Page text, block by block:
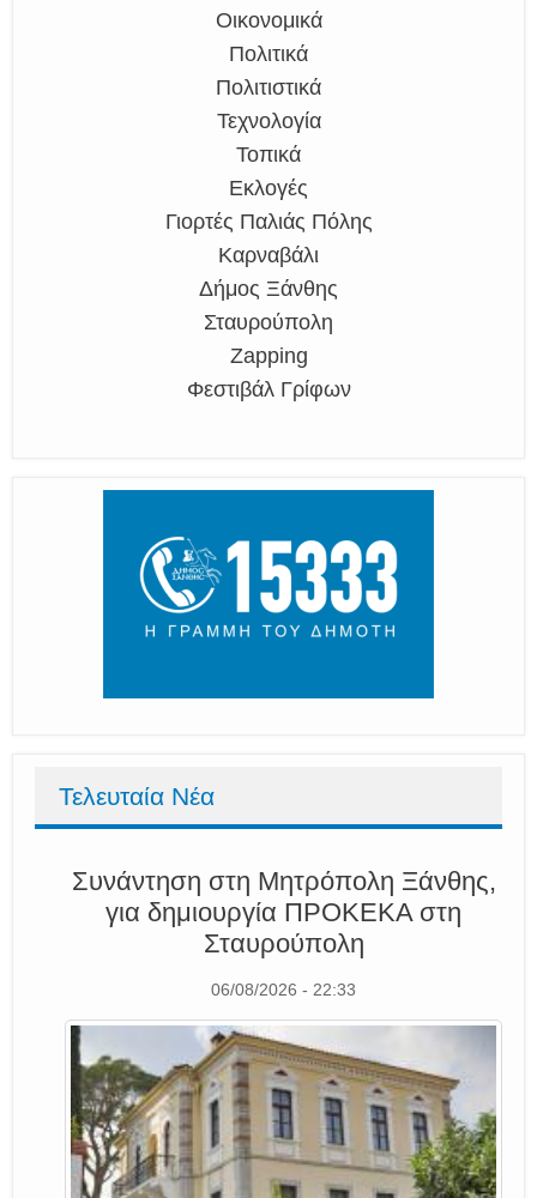
Οικονομικά
Πολιτικά
Πολιτιστικά
Τεχνολογία
Τοπικά
Εκλογές
Γιορτές Παλιάς Πόλης
Καρναβάλι
Δήμος Ξάνθης
Σταυρούπολη
Zapping
Φεστιβάλ Γρίφων
Τελευταία Νέα
Συνάντηση στη Μητρόπολη Ξάνθης,
για δημιουργία ΠΡΟΚΕΚΑ στη
Σταυρούπολη
06/08/2026 - 22:33